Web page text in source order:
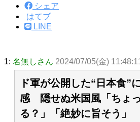
シェア
はてブ
LINE
1: 名無しさん 2024/07/05(金)
ド軍が公開した“日本食”
感 隠せぬ米国風「ちょ
る？」「絶妙に旨そう」